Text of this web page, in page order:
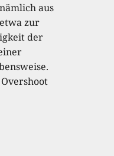
aus
zur
der